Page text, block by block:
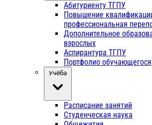
Абитуриенту ТГПУ
Повышение
профессиональная
Дополнительное
взрослых
Аспирантура ТГПУ
Портфолио обучающегося
Учёба
Расписание занятий
Студенческая наука